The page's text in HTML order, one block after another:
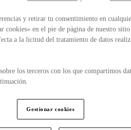
Ropa deportivaRopa informal
y retirar tu consentimiento en
cookies» en el pie de página de nuestro
a la licitud del tratamiento de datos
los terceros con los que compartimos
Gestionar cookies